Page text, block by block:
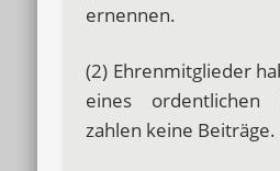
ernennen.
(2) Ehrenmitglieder
eines ordentlichen
zahlen keine Beiträge.